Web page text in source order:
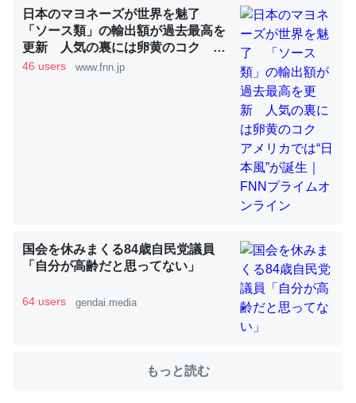
─ニュース :: 【研究発表】昆虫学の大問題＝「昆虫はなぜ海にいな
いのか」に関する新仮説
ウチもEchoを実家に置いて４年。でたまに覗いてる。ぼ
ちぼちRingも置こうかと画策中。あと、Googleマップで
位置情報を共有してる。電池残量や充電中かが分かるので
─たまにLINEするくらいだった遠方の父67歳と僕。ITツール導入で
ちょうど同じ理由でEcho Show 8を設定中でした。Prime
それを実質100倍以上に伸ばす効果があるはず……
日本のマヨネーズが世界を魅了
「ソース類」の輸出額が過去最高を
更新 人気の裏には卵黄のコク ア
メリカでは“日本風”が誕生｜FNNプ
46 users www.fnn.jp
国会を休みまくる84歳自民党議員
「自分が高齢だと思ってない」
64 users gendai.media
もっと読む